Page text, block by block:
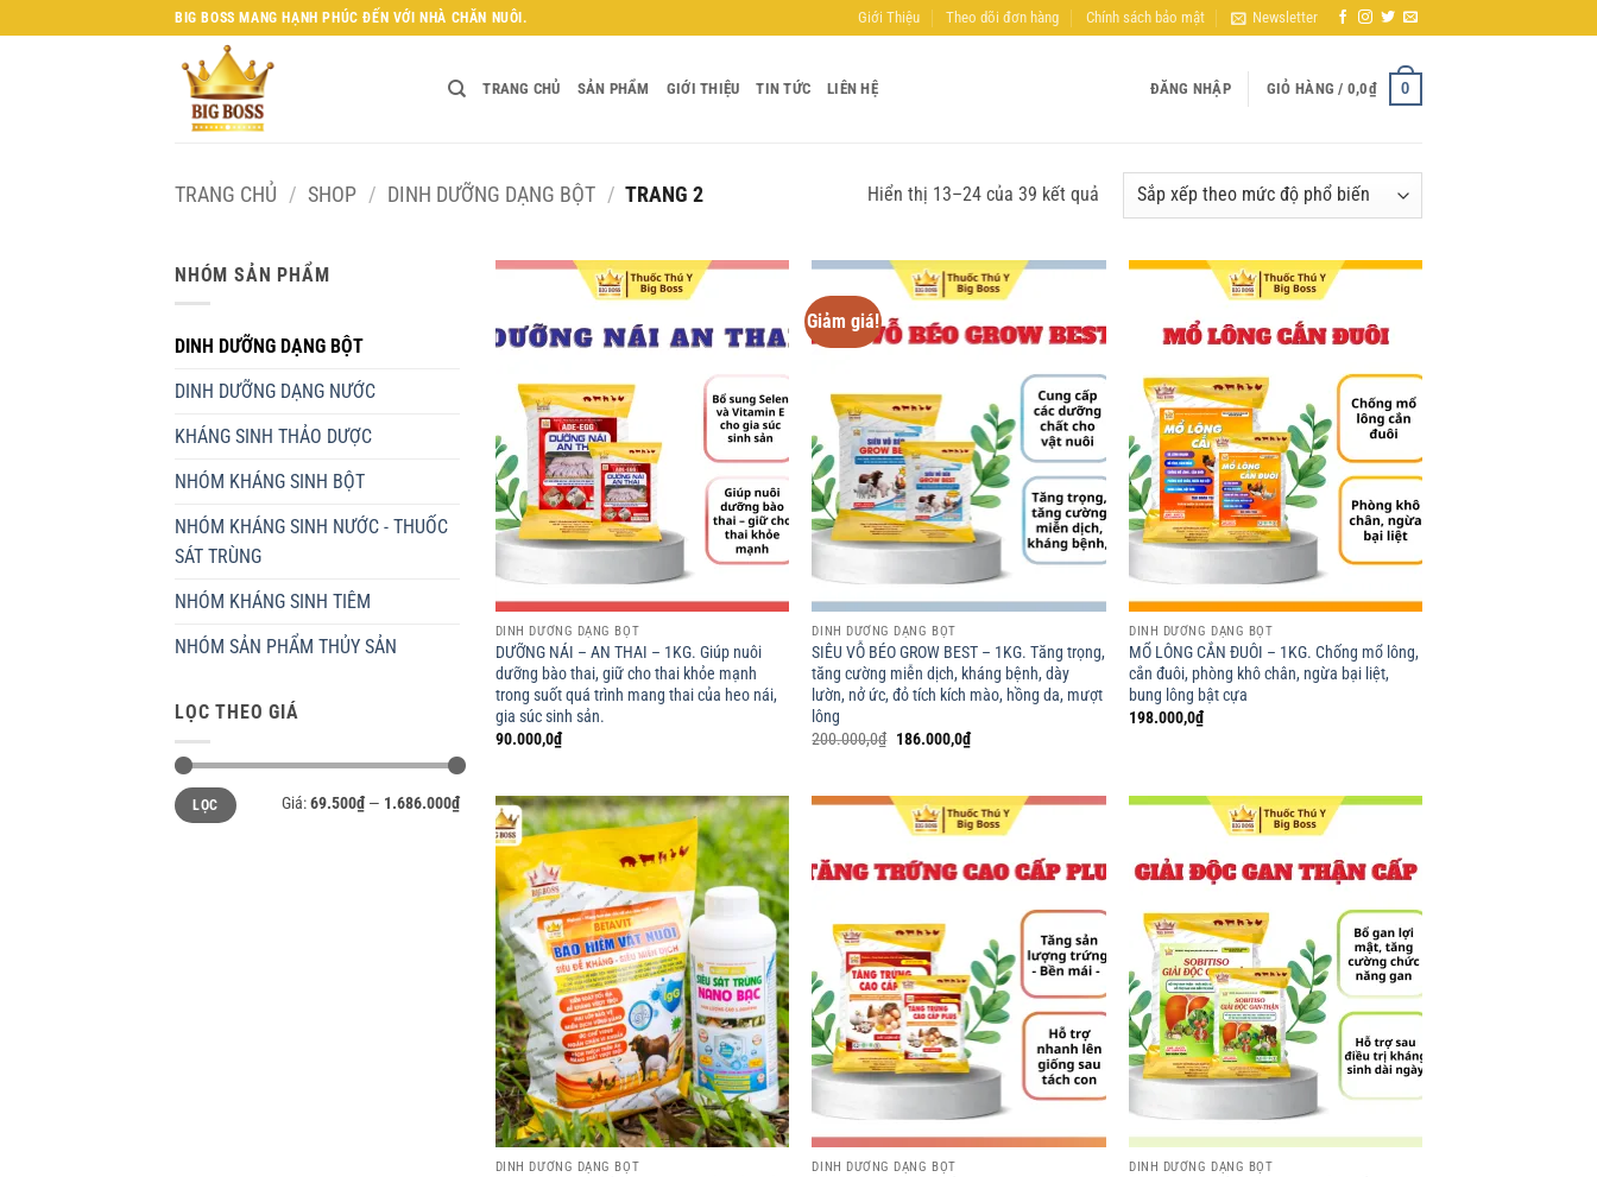
qua
BIG BOSS MANG HẠNH PHÚC ĐẾN VỚI NHÀ CHĂN NUÔI. Giới Thiệu Theo dõi đơn hàng Chính sách bảo mật Newsletter
TRANG CHỦ SẢN PHẨM GIỚI THIỆU TIN TỨC LIÊN HỆ ĐĂNG NHẬP GIỎ HÀNG / 0,0₫ 0
TRANG CHỦ / SHOP / DINH DƯỠNG DẠNG BỘT / TRANG 2 Hiển thị 13–24 của 39 kết quảĐã
sắp
độ
phổ
NHÓM SẢN PHẨM
DINH DƯỠNG DẠNG BỘT
DINH DƯỠNG DẠNG NƯỚC
KHÁNG SINH THẢO DƯỢC
NHÓM KHÁNG SINH BỘT
NHÓM KHÁNG SINH NƯỚC - THUỐC
SÁT TRÙNG
NHÓM KHÁNG SINH TIÊM
NHÓM SẢN PHẨM THỦY SẢN
LỌC THEO GIÁ
Giá
tối
thiểu
Giá
tối
đa
LỌC Giá:69.500₫ — 1.686.000₫
Add to
wishlist
DINH DƯỠNG DẠNG BỘT
DƯỠNG NÁI – AN THAI – 1KG. Giúp nuôi
dưỡng bào thai, giữ cho thai khỏe mạnh
trong suốt quá trình mang thai của heo nái,
gia súc sinh sản.
90.000,0₫
Giảm giá!
Add to
wishlist
DINH DƯỠNG DẠNG BỘT
SIÊU VỖ BÉO GROW BEST – 1KG. Tăng trọng,
tăng cường miễn dịch, kháng bệnh, dày
lườn, nở ức, đỏ tích kích mào, hồng da, mượt
lông
200.000,0₫ Giá
186.000,0₫Giá
hiện
186.000,0₫.
Add to
wishlist
DINH DƯỠNG DẠNG BỘT
MỔ LÔNG CẮN ĐUÔI – 1KG. Chống mổ lông,
cắn đuôi, phòng khô chân, ngừa bại liệt,
bung lông bật cựa
198.000,0₫
Add to
wishlist
DINH DƯỠNG DẠNG BỘT
Add to
wishlist
DINH DƯỠNG DẠNG BỘT
Add to
wishlist
DINH DƯỠNG DẠNG BỘT